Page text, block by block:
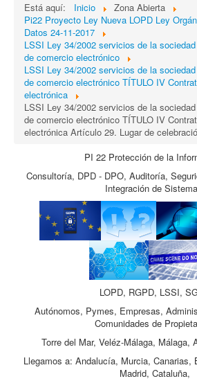
Está aquí: Inicio
Zona Abierta
Pi22 Proyecto Ley Nueva LOPD Ley
Datos 24-11-2017
LSSI Ley 34/2002 servicios de la
de comercio electrónico
LSSI Ley 34/2002 servicios de la
de comercio electrónico TÍTULO IV
electrónica
LSSI Ley 34/2002 servicios de la
de comercio electrónico TÍTULO IV
electrónica Artículo 29. Lugar de
PI 22 Protección de la
Consultoría, DPD - DPO, Auditoría,
Integración de
LOPD, RGPD, LSSI,
Autónomos, Pymes, Empresas,
Comunidades de
Torre del Mar, Veléz-Málaga, Málaga,
Llegamos a: Andalucía, Murcia, Canarias,
Madrid, Cataluña,